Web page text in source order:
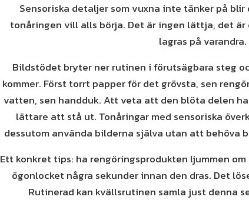
Sensoriska detaljer som vuxna inte tänker på
tonåringen vill alls börja. Det är ingen lättja, det är
lagras på varandra.
Bildstödet bryter ner rutinen i förutsägbara steg
kommer. Först torrt papper för det grövsta, sen
vatten, sen handduk. Att veta att den blöta delen
lättare att stå ut. Tonåringar med sensoriska
dessutom använda bilderna själva utan att behöva
Ett konkret tips: ha rengöringsprodukten ljummen
ögonlocket några sekunder innan den dras. Det
Rutinerad kan kvällsrutinen samla just denna